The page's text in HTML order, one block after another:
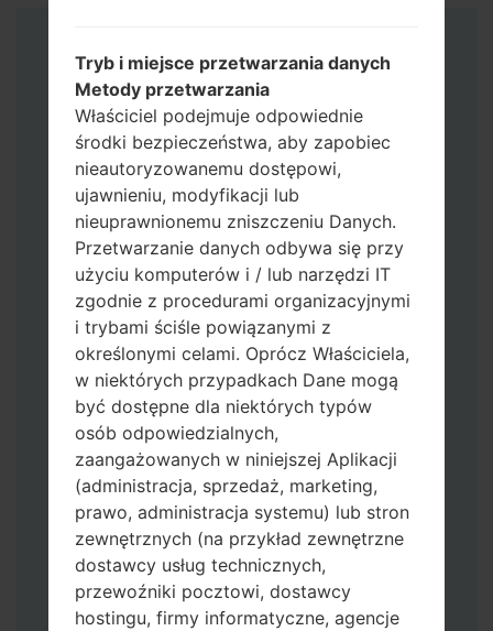
Instrukcje
Pobierz na swój komputer najnowszą
wersjęOdin 3.
Następnie wyodrębnij plik
oprogramowania układowego.
Powinieneś otrzymać 1 plik (jeśli 1 plik
wybierz tutaj) lub 5 plików (jeśli 5 plików
wybierz tutaj):
AP: "System & Recovery"
CP: "Modem & Radio"
Tryb i miejsce przetwarzania danych
Metody przetwarzania
Właściciel podejmuje odpowiednie
środki bezpieczeństwa, aby zapobiec
nieautoryzowanemu dostępowi,
ujawnieniu, modyfikacji lub
nieuprawnionemu zniszczeniu Danych.
Przetwarzanie danych odbywa się przy
użyciu komputerów i / lub narzędzi IT
zgodnie z procedurami organizacyjnymi
i trybami ściśle powiązanymi z
określonymi celami. Oprócz Właściciela,
w niektórych przypadkach Dane mogą
być dostępne dla niektórych typów
osób odpowiedzialnych,
zaangażowanych w niniejszej Aplikacji
(administracja, sprzedaż, marketing,
prawo, administracja systemu) lub stron
zewnętrznych (na przykład zewnętrzne
dostawcy usług technicznych,
przewoźniki pocztowi, dostawcy
hostingu, firmy informatyczne, agencje